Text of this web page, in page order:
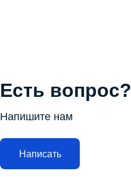
Есть вопрос?
Напишите нам
Написать